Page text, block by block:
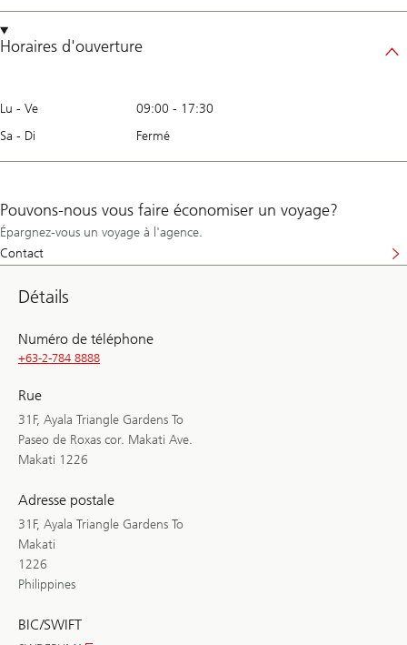
Horaires d'ouverture
Lu - Ve 09:00 - 17:30
Sa - Di
Fermé
Pouvons-nous vous faire économiser un voyage?
Épargnez-vous un voyage à l'agence.
Contact
Détails
Numéro de téléphone
+63-2-784 8888
Rue
31F, Ayala Triangle Gardens To
Paseo de Roxas cor. Makati Ave.
Makati 1226
Adresse postale
31F, Ayala Triangle Gardens To
Makati
1226
Philippines
BIC/SWIFT